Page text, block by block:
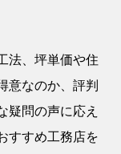
法、坪単価や住
意なのか、評判
疑問の声に応え
すすめ工務店を